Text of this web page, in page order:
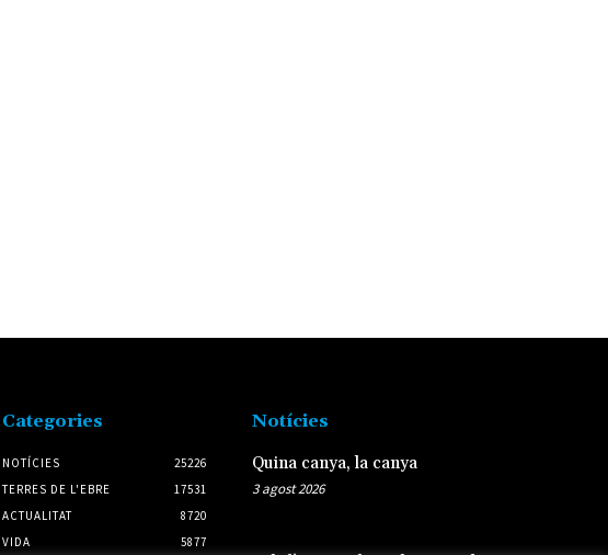
Categories
NOTÍCIES
25226
TERRES DE L'EBRE
17531
ACTUALITAT
8720
VIDA
5877
Notícies
Quina canya, la canya
3 agost 2026